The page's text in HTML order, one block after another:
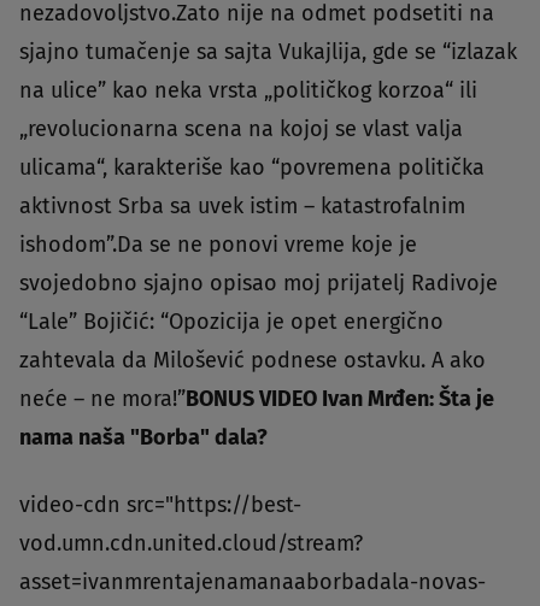
nezadovoljstvo.Zato nije na odmet podsetiti na
sjajno tumačenje sa sajta Vukajlija, gde se “izlazak
na ulice” kao neka vrsta „političkog korzoa“ ili
„revolucionarna scena na kojoj se vlast valja
ulicama“, karakteriše kao “povremena politička
aktivnost Srba sa uvek istim – katastrofalnim
ishodom”.Da se ne ponovi vreme koje je
svojedobno sjajno opisao moj prijatelj Radivoje
“Lale” Bojičić: “Opozicija je opet energično
zahtevala da Milošević podnese ostavku. A ako
neće – ne mora!”BONUS VIDEO Ivan Mrđen: Šta je
nama naša "Borba" dala?
video-cdn src="https://best-
vod.umn.cdn.united.cloud/stream?
asset=ivanmrentajenamanaaborbadala-novas-